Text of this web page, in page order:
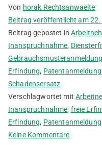
Von horak Rechtsanwaelte
Beitrag veröffentlicht am22.
Beitrag gepostet in
Inanspruchnahme,
Gebrauchsmusteranmeldung
Erfindung,
Schadensersatz
Verschlagwortet mit
Inanspruchnahme, freie
Erfindung, Patentanmeldung
Keine Kommentarezu